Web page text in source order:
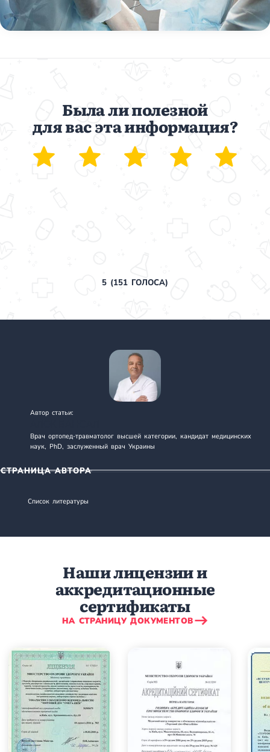
Была ли полезной
для вас эта информация?
5 (151 ГОЛОСА)
Автор статьи:
Врач ортопед-травматолог высшей категории, кандидат медицинских
наук, PhD, заслуженный врач Украины
СТРАНИЦА АВТОРА
Список литературы
Наши лицензии и
аккредитационные
сертификаты
НА СТРАНИЦУ ДОКУМЕНТОВ